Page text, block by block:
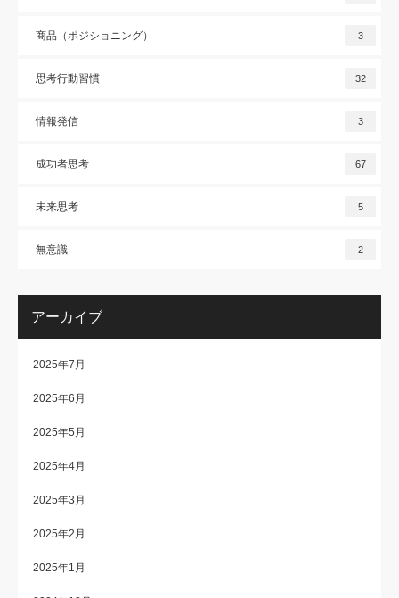
商品（ポジショニング） 3
思考行動習慣 32
情報発信 3
成功者思考 67
未来思考 5
無意識 2
アーカイブ
2025年7月
2025年6月
2025年5月
2025年4月
2025年3月
2025年2月
2025年1月